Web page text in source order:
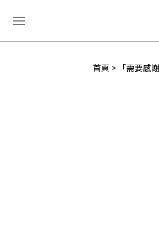
首頁 「需要感